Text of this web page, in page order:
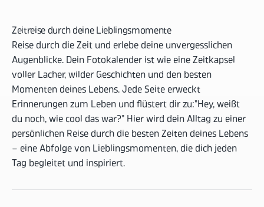
Zeitreise durch deine Lieblingsmomente
Reise durch die Zeit und erlebe deine unvergesslichen
Augenblicke. Dein Fotokalender ist wie eine Zeitkapsel
voller Lacher, wilder Geschichten und den besten
Momenten deines Lebens. Jede Seite erweckt
Erinnerungen zum Leben und flüstert dir zu:"Hey, weißt
du noch, wie cool das war?" Hier wird dein Alltag zu einer
persönlichen Reise durch die besten Zeiten deines Lebens
– eine Abfolge von Lieblingsmomenten, die dich jeden
Tag begleitet und inspiriert.